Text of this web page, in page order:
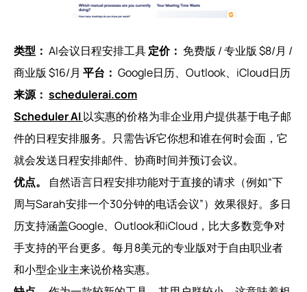
类型： AI会议日程安排工具定价： 免费版 / 专业版 $8/月 /
商业版 $16/月 平台： Google日历、Outlook、iCloud日历
来源： schedulerai.com
Scheduler AI以实惠的价格为非企业用户提供基于电子邮
件的日程安排服务。只需告诉它你想和谁在何时会面，它
就会发送日程安排邮件、协商时间并预订会议。
优点。
自然语言日程安排功能对于直接的请求（例如“下
周与Sarah安排一个30分钟的电话会议”）效果很好。多日
历支持涵盖Google、Outlook和iCloud，比大多数竞争对
手支持的平台更多。每月8美元的专业版对于自由职业者
和小型企业主来说价格实惠。